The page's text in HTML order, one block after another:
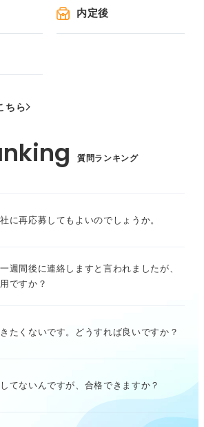
内定後
ちら
質問ランキング
に再応募してもよいのでしょうか。
週間後に連絡しますと言われましたが、
ですか？
たくないです。どうすれば良いですか？
てないんですが、合格できますか？